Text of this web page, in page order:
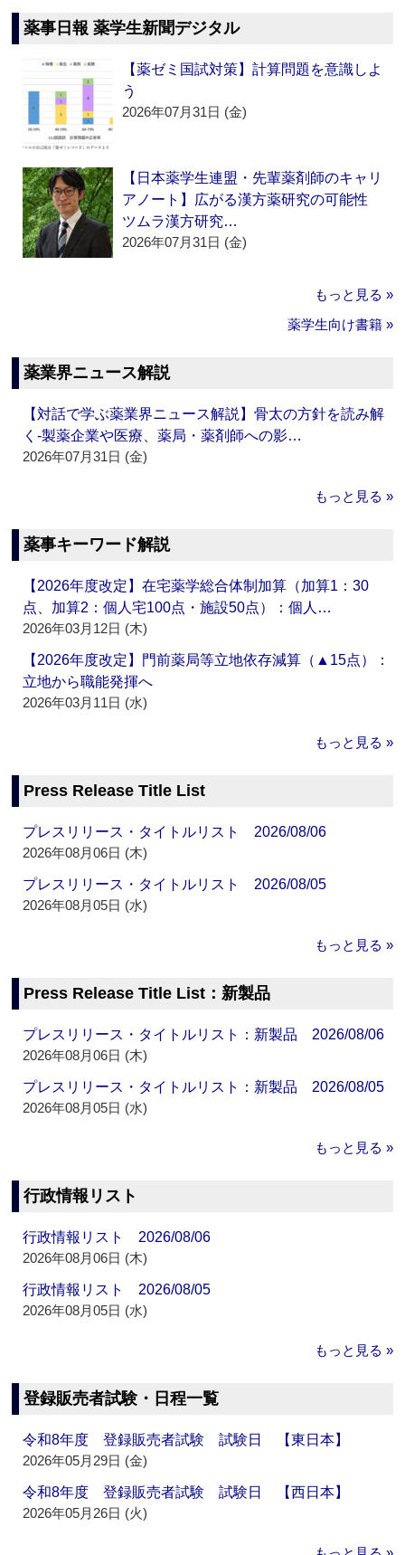
薬事日報 薬学生新聞デジタル
【薬ゼミ国試対策】計算問題を意識しよ
う
2026年07月31日 (金)
【日本薬学生連盟・先輩薬剤師のキャリ
アノート】広がる漢方薬研究の可能性
ツムラ漢方研究…
2026年07月31日 (金)
もっと見る »
薬学生向け書籍 »
薬業界ニュース解説
【対話で学ぶ薬業界ニュース解説】骨太の方針を読み解
く‐製薬企業や医療、薬局・薬剤師への影…
2026年07月31日 (金)
もっと見る »
薬事キーワード解説
【2026年度改定】在宅薬学総合体制加算（加算1：30
点、加算2：個人宅100点・施設50点）：個人…
2026年03月12日 (木)
【2026年度改定】門前薬局等立地依存減算（▲15点）：
立地から職能発揮へ
2026年03月11日 (水)
もっと見る »
Press Release Title List
プレスリリース・タイトルリスト 2026/08/06
2026年08月06日 (木)
プレスリリース・タイトルリスト 2026/08/05
2026年08月05日 (水)
もっと見る »
Press Release Title List：新製品
プレスリリース・タイトルリスト：新製品 2026/08/06
2026年08月06日 (木)
プレスリリース・タイトルリスト：新製品 2026/08/05
2026年08月05日 (水)
もっと見る »
行政情報リスト
行政情報リスト 2026/08/06
2026年08月06日 (木)
行政情報リスト 2026/08/05
2026年08月05日 (水)
もっと見る »
登録販売者試験・日程一覧
令和8年度 登録販売者試験 試験日 【東日本】
2026年05月29日 (金)
令和8年度 登録販売者試験 試験日 【西日本】
2026年05月26日 (火)